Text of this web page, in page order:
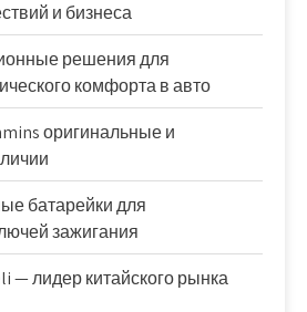
и бизнеса
решения для
комфорта в авто
оригинальные и
батарейки для
зажигания
— лидер китайского рынка